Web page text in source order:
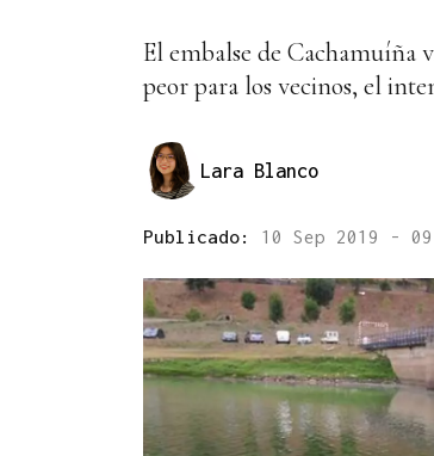
El embalse de Cachamuíña
peor para los vecinos, el
Lara Blanco
Publicado: 10 Sep 2019 -